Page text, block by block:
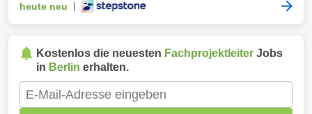
heute neu
Kostenlos die neuesten Fachprojektleiter Jobs
in Berlin erhalten.